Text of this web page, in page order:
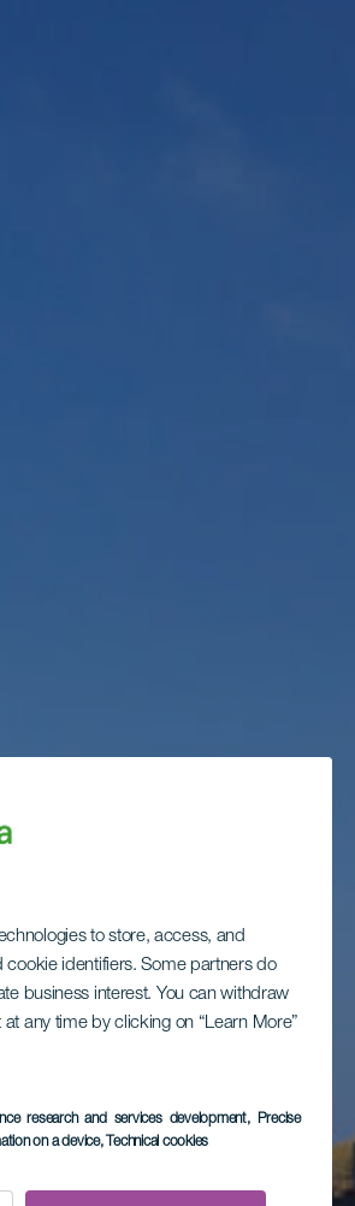
to store, access, and
cookie identifiers. Some partners do
business interest. You can withdraw
any time by clicking on “Learn More”
research and services development, Precise
on a device, Technical cookies